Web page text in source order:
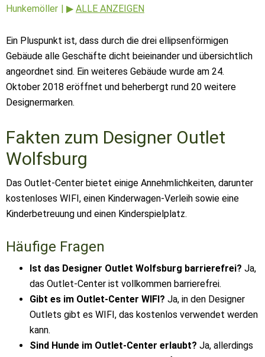
Hunkemöller | ▶ ALLE ANZEIGEN
Ein Pluspunkt ist, dass durch die drei ellipsenförmigen
Gebäude alle Geschäfte dicht beieinander und übersichtlich
angeordnet sind. Ein weiteres Gebäude wurde am 24.
Oktober 2018 eröffnet und beherbergt rund 20 weitere
Designermarken.
Fakten zum Designer Outlet
Wolfsburg
Das Outlet-Center bietet einige Annehmlichkeiten, darunter
kostenloses WIFI, einen Kinderwagen-Verleih sowie eine
Kinderbetreuung und einen Kinderspielplatz.
Häufige Fragen
Ist das Designer Outlet Wolfsburg barrierefrei? Ja,
das Outlet-Center ist vollkommen barrierefrei.
Gibt es im Outlet-Center WIFI? Ja, in den Designer
Outlets gibt es WIFI, das kostenlos verwendet werden
kann.
Sind Hunde im Outlet-Center erlaubt? Ja, allerdings